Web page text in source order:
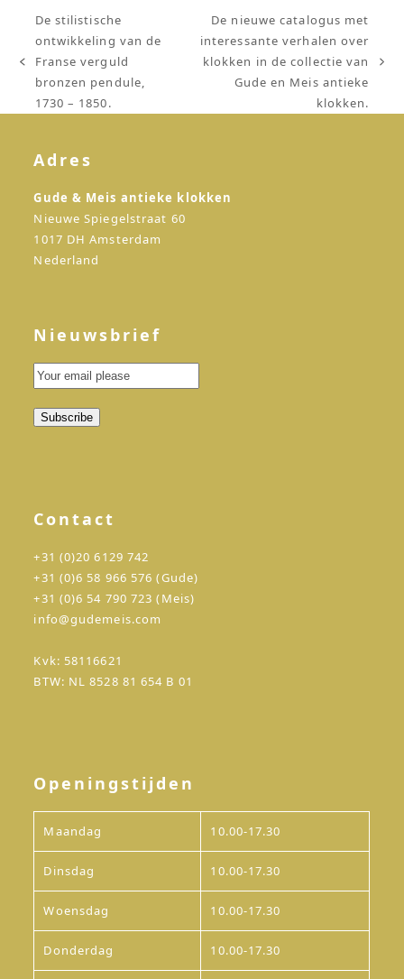
previous
post:
De stilistische
ontwikkeling van de
Franse verguld
bronzen pendule,
1730 – 1850.
next
De nieuwe catalogus met
interessante verhalen over
klokken in de collectie van
Gude en Meis antieke
klokken.
Adres
Gude & Meis antieke klokken
Nieuwe Spiegelstraat 60
1017 DH Amsterdam
Nederland
Nieuwsbrief
Contact
+31 (0)20 6129 742
+31 (0)6 58 966 576 (Gude)
+31 (0)6 54 790 723 (Meis)
info@gudemeis.com
Kvk: 58116621
BTW: NL 8528 81 654 B 01
Openingstijden
Maandag 10.00-17.30
Dinsdag 10.00-17.30
Woensdag 10.00-17.30
Donderdag 10.00-17.30